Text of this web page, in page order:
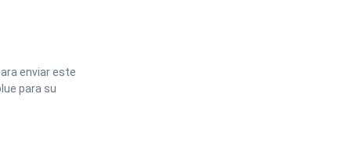
enviar este
para su